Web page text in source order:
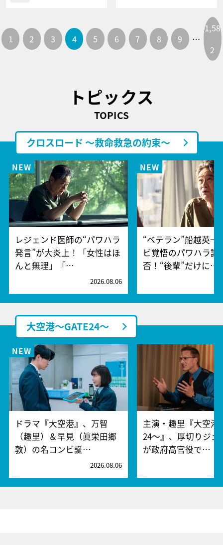
1 2 3 4 5 6 7 8 9 …
1,58
2
トピックス
TOPICS
クロスロード ～救命救急の約束～
レジェンド医師の“パワハラ
発言”が大炎上！「女性はほ
んと無理」「…
2026.08.06
“ベテラン”船越英一
ビ覚悟のパワハラ謝
否！“後輩”だけに…
大空港～GATE24～
ドラマ『大空港』、万智
（趣里）＆早見（眞栄田郷
敦）の名コンビ誕…
2026.08.06
主演・趣里『大空港
24～』、厚切りジェ
が政府高官役で…